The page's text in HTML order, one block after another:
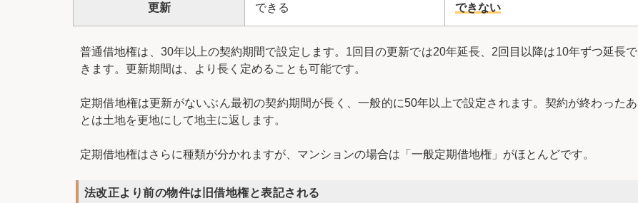
更新 できる できない
普通借地権は、30年以上の契約期間で設定します。1回目の更新では20年延長、2回目以降は10年ずつ延長で
きます。更新期間は、より長く定めることも可能です。
定期借地権は更新がないぶん最初の契約期間が長く、一般的に50年以上で設定されます。契約が終わったあ
とは土地を更地にして地主に返します。
定期借地権はさらに種類が分かれますが、マンションの場合は「一般定期借地権」がほとんどです。
法改正より前の物件は旧借地権と表記される